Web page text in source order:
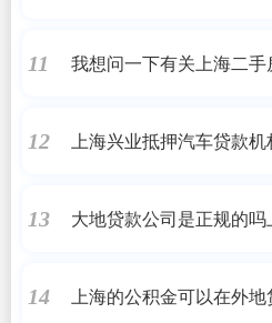
11
我想问一下有关上海二手
——正规机构
12
上海兴业抵押汽车贷款
13
大地贷款公司是正规的
14
上海的公积金可以在外